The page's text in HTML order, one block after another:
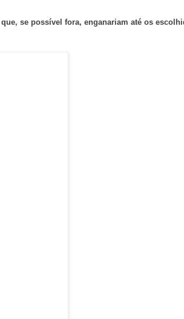
se possível fora, enganariam até os